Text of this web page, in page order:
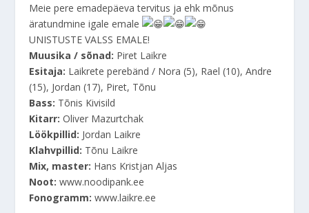
Meie pere emadepäeva tervitus ja ehk mõnus
äratundmine igale emale
UNISTUSTE VALSS EMALE!
Muusika / sõnad: Piret Laikre
Esitaja: Laikrete perebänd / Nora (5), Rael (10), Andre
(15), Jordan (17), Piret, Tõnu
Bass: Tõnis Kivisild
Kitarr:Oliver Mazurtchak
Löökpillid: Jordan Laikre
Klahvpillid: Tõnu Laikre
Mix, master: Hans Kristjan Aljas
Noot:www.noodipank.ee
Fonogramm: www.laikre.ee